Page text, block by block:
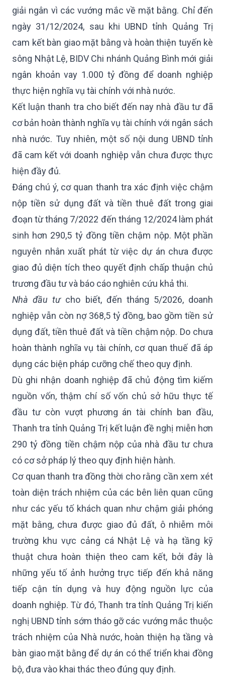
giải ngân vì các vướng mắc về mặt bằng. Chỉ đến
ngày 31/12/2024, sau khi UBND tỉnh Quảng Trị
cam kết bàn giao mặt bằng và hoàn thiện tuyến kè
sông Nhật Lệ, BIDV Chi nhánh Quảng Bình mới giải
ngân khoản vay 1.000 tỷ đồng để doanh nghiệp
thực hiện nghĩa vụ tài chính với nhà nước.
Kết luận thanh tra cho biết đến nay nhà đầu tư đã
cơ bản hoàn thành nghĩa vụ tài chính với ngân sách
nhà nước. Tuy nhiên, một số nội dung UBND tỉnh
đã cam kết với doanh nghiệp vẫn chưa được thực
hiện đầy đủ.
Đáng chú ý, cơ quan thanh tra xác định việc chậm
nộp tiền sử dụng đất và tiền thuê đất trong giai
đoạn từ tháng 7/2022 đến tháng 12/2024 làm phát
sinh hơn 290,5 tỷ đồng tiền chậm nộp. Một phần
nguyên nhân xuất phát từ việc dự án chưa được
giao đủ diện tích theo quyết định chấp thuận chủ
trương đầu tư và báo cáo nghiên cứu khả thi.
Nhà đầu tưcho biết, đến tháng 5/2026, doanh
nghiệp vẫn còn nợ 368,5 tỷ đồng, bao gồm tiền sử
dụng đất, tiền thuê đất và tiền chậm nộp. Do chưa
hoàn thành nghĩa vụ tài chính, cơ quan thuế đã áp
dụng các biện pháp cưỡng chế theo quy định.
Dù ghi nhận doanh nghiệp đã chủ động tìm kiếm
nguồn vốn, thậm chí số vốn chủ sở hữu thực tế
đầu tư còn vượt phương án tài chính ban đầu,
Thanh tra tỉnh Quảng Trị kết luận đề nghị miễn hơn
290 tỷ đồng tiền chậm nộp của nhà đầu tư chưa
có cơ sở pháp lý theo quy định hiện hành.
Cơ quan thanh tra đồng thời cho rằng cần xem xét
toàn diện trách nhiệm của các bên liên quan cũng
như các yếu tố khách quan như chậm giải phóng
mặt bằng, chưa được giao đủ đất, ô nhiễm môi
trường khu vực cảng cá Nhật Lệ và hạ tầng kỹ
thuật chưa hoàn thiện theo cam kết, bởi đây là
những yếu tố ảnh hưởng trực tiếp đến khả năng
tiếp cận tín dụng và huy động nguồn lực của
doanh nghiệp. Từ đó, Thanh tra tỉnh Quảng Trị kiến
nghị UBND tỉnh sớm tháo gỡ các vướng mắc thuộc
trách nhiệm của Nhà nước, hoàn thiện hạ tầng và
bàn giao mặt bằng để dự án có thể triển khai đồng
bộ, đưa vào khai thác theo đúng quy định.